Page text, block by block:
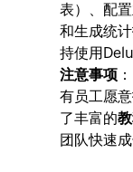
表）、配
和生成统
持使用
注意事项
有员工愿
了丰富的
团队快速成